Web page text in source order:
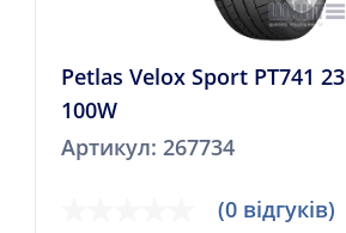
Petlas Velox Sport PT741
100W
Артикул: 267734
(0 відгуків)